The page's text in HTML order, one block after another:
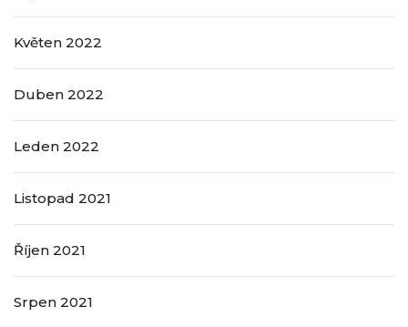
Květen 2022
Duben 2022
Leden 2022
Listopad 2021
Říjen 2021
Srpen 2021